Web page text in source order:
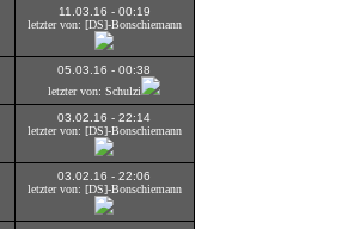
11.03.16 - 00:19
letzter von: [DS]-Bonschiemann
05.03.16 - 00:38
letzter von: Schulzi
03.02.16 - 22:14
letzter von: [DS]-Bonschiemann
03.02.16 - 22:06
letzter von: [DS]-Bonschiemann